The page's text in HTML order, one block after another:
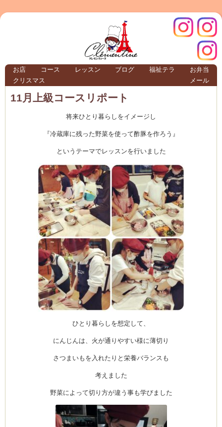
クレモンティーヌ – 新百合ヶ丘の料理教
お店 コース レッスン ブログ 福祉テラ
お弁当
クリスマス
メール
インス
クレモ
ンティ
ーヌ
11月上級コースリポート
将来ひとり暮らしをイメージし
『冷蔵庫に残った野菜を使って酢豚を作ろう』
というテーマでレッスンを行いました
ひとり暮らしを想定して、
にんじんは、火が通りやすい様に薄切り
さつまいもを入れたりと栄養バランスも
考えました
野菜によって切り方が違う事も学びました